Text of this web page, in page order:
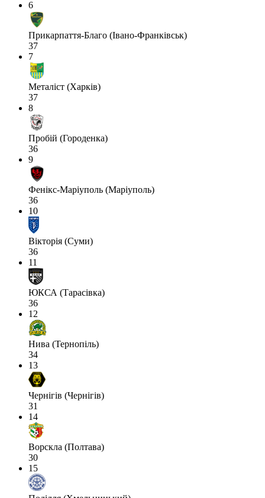
6
Прикарпаття-Благо (Івано-Франківськ)
37
7
Металіст (Харків)
37
8
Пробій (Городенка)
36
9
Фенікс-Маріуполь (Маріуполь)
36
10
Вікторія (Суми)
36
11
ЮКСА (Тарасівка)
36
12
Нива (Тернопіль)
34
13
Чернігів (Чернігів)
31
14
Ворскла (Полтава)
30
15